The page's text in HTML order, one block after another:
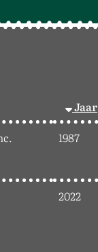
Jaar
1987
2022